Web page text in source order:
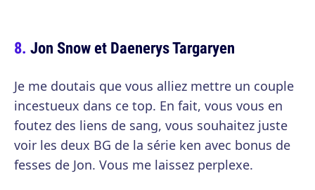
Jon Snow et Daenerys Targaryen
Je me doutais que vous alliez mettre un couple
incestueux dans ce top. En fait, vous vous en
foutez des liens de sang, vous souhaitez juste
voir les deux BG de la série ken avec bonus de
fesses de Jon. Vous me laissez perplexe.